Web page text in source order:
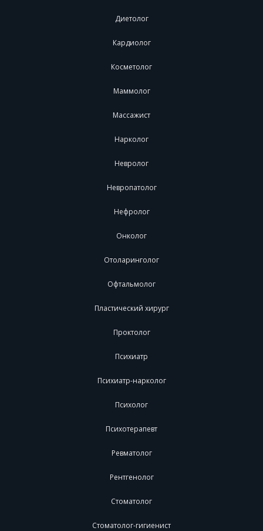
Диетолог
Кардиолог
Косметолог
Маммолог
Массажист
Нарколог
Невролог
Невропатолог
Нефролог
Онколог
Отоларинголог
Офтальмолог
Пластический хирург
Проктолог
Психиатр
Психиатр-нарколог
Психолог
Психотерапевт
Ревматолог
Рентгенолог
Стоматолог
Стоматолог-гигиенист